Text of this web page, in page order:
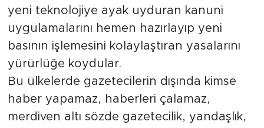
yeni teknolojiye ayak uyduran kanuni
uygulamalarını hemen hazırlayıp yeni
basının işlemesini kolaylaştıran yasalarını
yürürlüğe koydular.
Bu ülkelerde gazetecilerin dışında kimse
haber yapamaz, haberleri çalamaz,
merdiven altı sözde gazetecilik, yandaşlık,